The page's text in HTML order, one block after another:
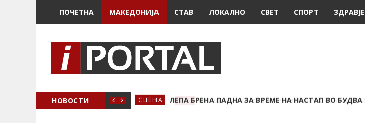
ПОЧЕТНА МАКЕДОНИЈА СТАВ ЛОКАЛНО СВЕТ СПОРТ ЗДРАВЈЕ
НОВОСТИ СЦЕНА ЛЕПА БРЕНА ПАДНА ЗА ВРЕМЕ НА НАСТАП ВО БУДВА